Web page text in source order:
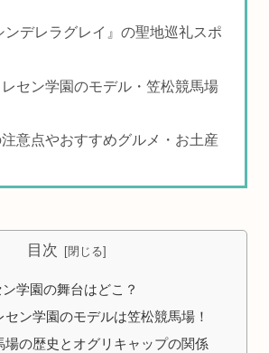
ンデレラグレイ』の聖地巡礼スポ
セン学園のモデル・笠松競馬場
意点やおすすめグルメ・お土産
目次
学園の舞台はどこ？
セン学園のモデルは笠松競馬場！
場の歴史とオグリキャップの関係